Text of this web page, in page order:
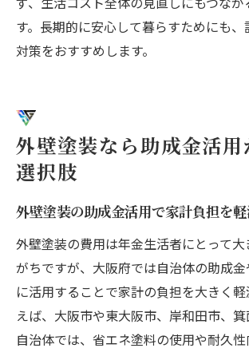
す。長期的に安心して暮らすためにも
対策をおすすめします。
外壁塗装なら助成金活用
選択肢
外壁塗装の助成金活用で家計負担を
外壁塗装の費用は年金生活者にとって大
がちですが、大阪府では自治体の助成
に活用することで家計の負担を大きく
えば、大阪市や東大阪市、岸和田市、
自治体では、省エネ塗料の使用や耐久